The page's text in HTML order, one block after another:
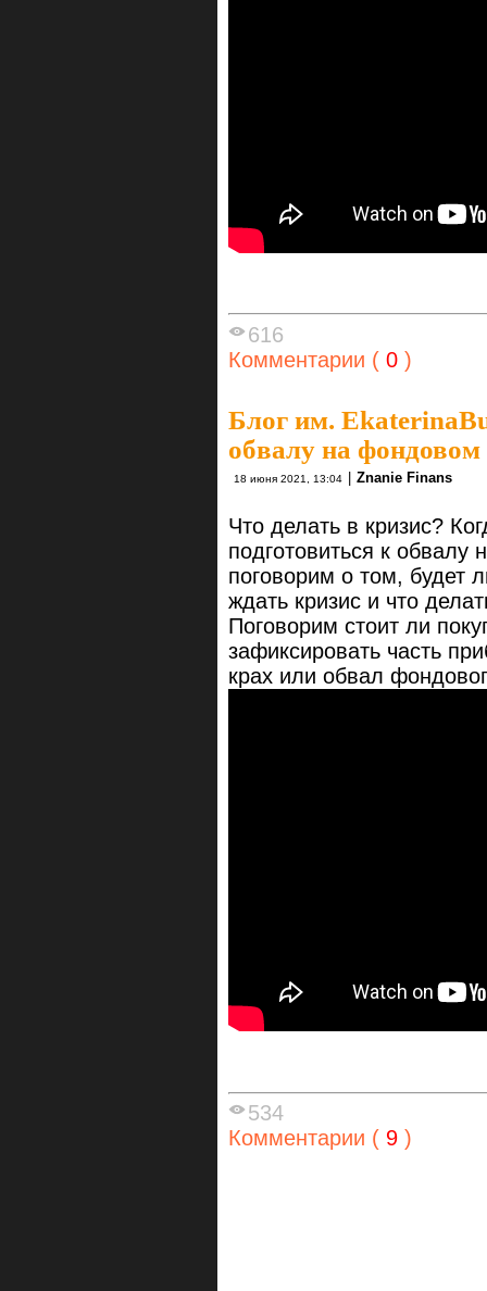
616
Комментарии ( 0 )
Блог им.
обвалу на
18 июня 2021, 13:04 Znanie Finans
Что делать в кризис?
подготовиться к
поговорим о том, будет
ждать кризис и что
Поговорим стоит ли
зафиксировать часть
крах или обвал
534
Комментарии ( 9 )